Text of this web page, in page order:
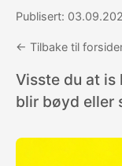
Publisert:
← Tilbake til
Visste du at
blir bøyd eller